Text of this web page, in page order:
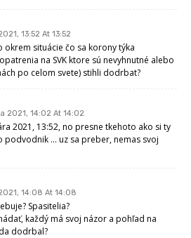
13:52 At 13:52
okrem situácie čo sa korony týka
na SVK ktore sú nevyhnutné alebo
po celom svete) stihli dodrbat?
2021, 14:02 At 14:02
2021, 13:52, no presne tkehoto ako si ty
podvodnik … uz sa preber, nemas svoj
14:08 At 14:08
Spasitelia?
každý má svoj názor a pohľad na
dodrbal?